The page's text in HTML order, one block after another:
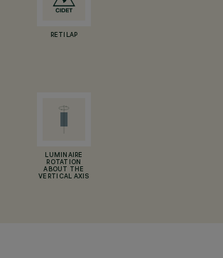
RETILAP
LUMINAIRE
ROTATION
ABOUT THE
VERTICAL AXIS